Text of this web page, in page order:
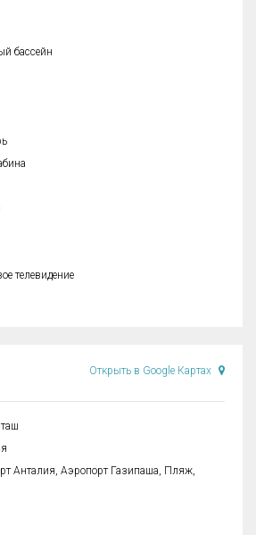
бассейн
телевидение
Открыть в Google Картах
Анталия, Аэропорт Газипаша, Пляж,